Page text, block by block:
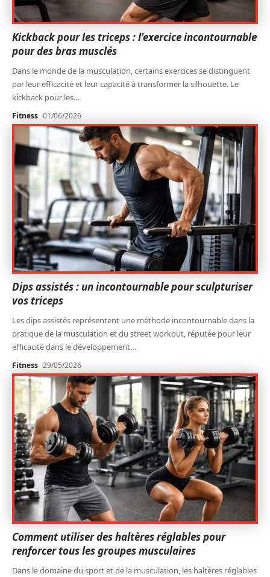
Kickback pour les triceps : l’exercice incontournable
pour des bras musclés
Dans le monde de la musculation, certains exercices se distinguent
par leur efficacité et leur capacité à transformer la silhouette. Le
kickback pour les…
Fitness 01/06/2026
Dips assistés : un incontournable pour sculpturiser
vos triceps
Les dips assistés représentent une méthode incontournable dans la
pratique de la musculation et du street workout, réputée pour leur
efficacité dans le développement…
Fitness 29/05/2026
Comment utiliser des haltères réglables pour
renforcer tous les groupes musculaires
Dans le domaine du sport et de la musculation, les haltères réglables